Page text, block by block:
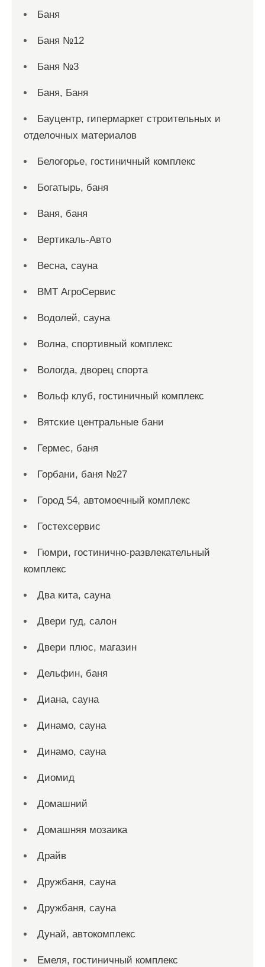
Баня
Баня №12
Баня №3
Баня, Баня
Бауцентр, гипермаркет строительных и
отделочных материалов
Белогорье, гостиничный комплекс
Богатырь, баня
Ваня, баня
Вертикаль-Авто
Весна, сауна
ВМТ АгроСервис
Водолей, сауна
Волна, спортивный комплекс
Вологда, дворец спорта
Вольф клуб, гостиничный комплекс
Вятские центральные бани
Гермес, баня
Горбани, баня №27
Город 54, автомоечный комплекс
Гостехсервис
Гюмри, гостинично-развлекательный
комплекс
Два кита, сауна
Двери гуд, салон
Двери плюс, магазин
Дельфин, баня
Диана, сауна
Динамо, сауна
Динамо, сауна
Диомид
Домашний
Домашняя мозаика
Драйв
Дружбаня, сауна
Дружбаня, сауна
Дунай, автокомплекс
Емеля, гостиничный комплекс